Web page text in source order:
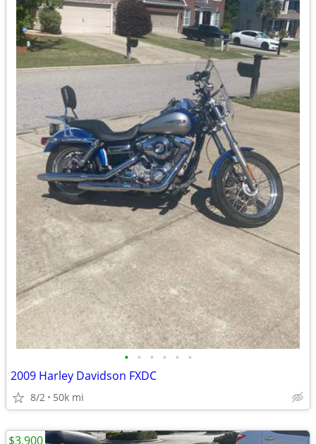
• • • • • •
2009 Harley Davidson FXDC
8/2 50k mi
$3,900